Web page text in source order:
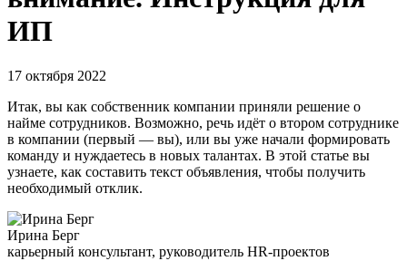
ИП
17 октября 2022
Итак, вы как собственник компании приняли решение о
найме сотрудников. Возможно, речь идёт о втором сотруднике
в компании (первый — вы), или вы уже начали формировать
команду и нуждаетесь в новых талантах. В этой статье вы
узнаете, как составить текст объявления, чтобы получить
необходимый отклик.
Ирина Берг
карьерный консультант, руководитель HR-проектов